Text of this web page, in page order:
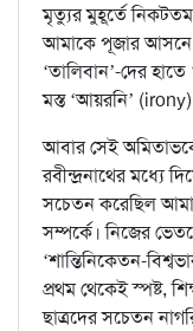
মৃত্যুর মুহূর্তে
আমাকে পূজার আসনে
‘তালিবান’-দের
মস্ত ‘আয়রনি’
আবার সেই
রবীন্দ্রনাথের মধ্যে
সচেতন করেছিল
সম্পর্কে। নিজের
‘শান্তিনিকেতন-
প্রথম থেকেই স্পষ্ট,
ছাত্রদের সচেতন